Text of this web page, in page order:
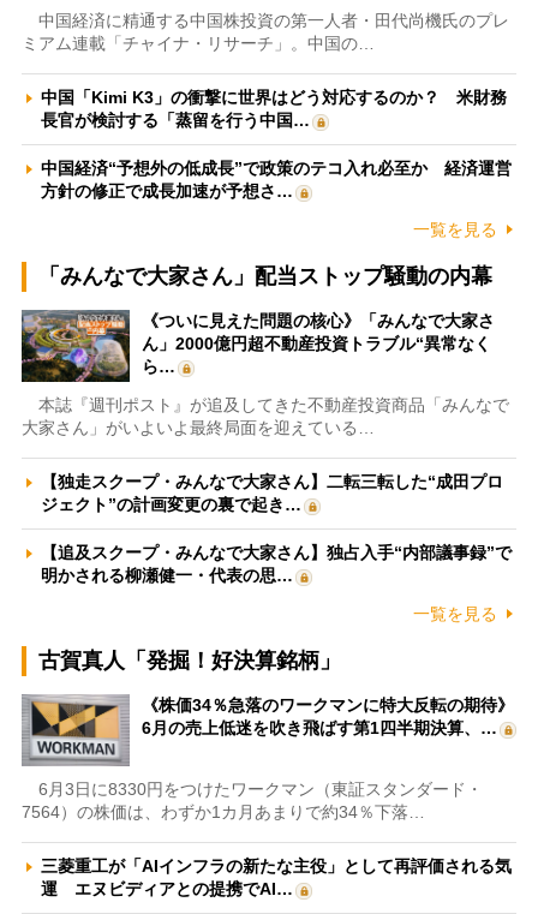
中国経済に精通する中国株投資の第一人者・田代尚機氏のプレ
ミアム連載「チャイナ・リサーチ」。中国の…
中国「Kimi K3」の衝撃に世界はどう対応するのか？ 米財務
長官が検討する「蒸留を行う中国…
中国経済“予想外の低成長”で政策のテコ入れ必至か 経済運営
方針の修正で成長加速が予想さ…
一覧を見る
「みんなで大家さん」配当ストップ騒動の内幕
《ついに見えた問題の核心》「みんなで大家さ
ん」2000億円超不動産投資トラブル“異常なく
ら…
本誌『週刊ポスト』が追及してきた不動産投資商品「みんなで
大家さん」がいよいよ最終局面を迎えている…
【独走スクープ・みんなで大家さん】二転三転した“成田プロ
ジェクト”の計画変更の裏で起き…
【追及スクープ・みんなで大家さん】独占入手“内部議事録”で
明かされる柳瀬健一・代表の思…
一覧を見る
古賀真人「発掘！好決算銘柄」
《株価34％急落のワークマンに特大反転の期待》
6月の売上低迷を吹き飛ばす第1四半期決算、…
6月3日に8330円をつけたワークマン（東証スタンダード・
7564）の株価は、わずか1カ月あまりで約34％下落…
三菱重工が「AIインフラの新たな主役」として再評価される気
運 エヌビディアとの提携でAI…